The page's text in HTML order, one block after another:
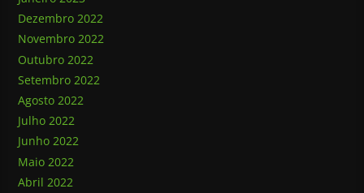
Dezembro 2022
Novembro 2022
Outubro 2022
Setembro 2022
Agosto 2022
Julho 2022
Junho 2022
Maio 2022
Abril 2022